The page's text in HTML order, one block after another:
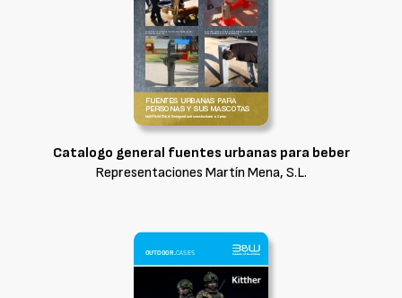
Catalogo general fuentes urbanas para beber
Representaciones Martín Mena, S.L.